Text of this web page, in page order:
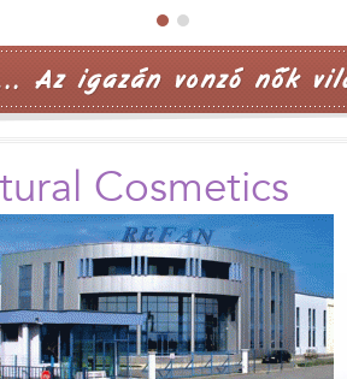
Cosmetics